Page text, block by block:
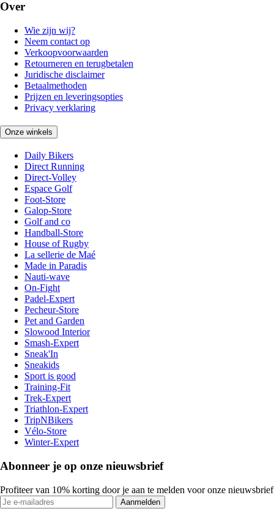
Over
Wie zijn wij?
Neem contact op
Verkoopvoorwaarden
Retourneren en terugbetalen
Juridische disclaimer
Betaalmethoden
Prijzen en leveringsopties
Privacy verklaring
Onze winkels
Daily Bikers
Direct Running
Direct-Volley
Espace Golf
Foot-Store
Galop-Store
Golf and co
Handball-Store
House of Rugby
La sellerie de Maé
Made in Paradis
Nauti-wave
On-Fight
Padel-Expert
Pecheur-Store
Pet and Garden
Slowood Interior
Smash-Expert
Sneak'In
Sneakids
Sport is good
Training-Fit
Trek-Expert
Triathlon-Expert
TripNBikers
Vélo-Store
Winter-Expert
Abonneer je op onze nieuwsbrief
Profiteer van 10% korting door je aan te melden voor onze nieuwsbrief
Aanmelden